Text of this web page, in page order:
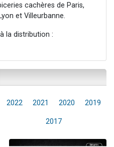
cachères de Paris,
et Villeurbanne.
la distribution :
2022 2021 2020 2019
2017